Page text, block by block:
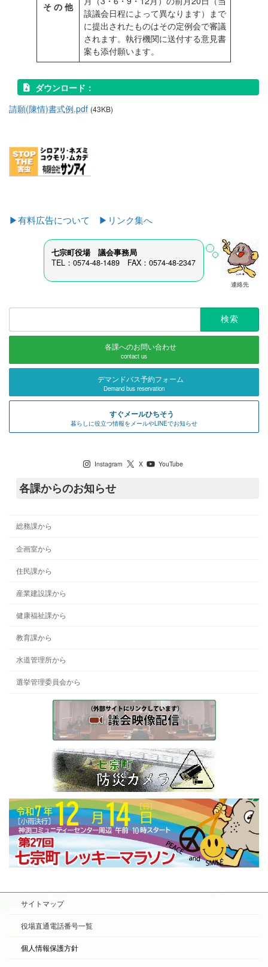
そ の 他
該議会日程によって異なります）まで
に提出されたものはその定例会で審議
されます。執行機関に送付する意見書
案も添付願います。
ダウンロード：
請願(陳情)書式例.pdf (43KB)
▶有料広告について ▶リンク集へ
連絡先
七宗町役場 議会事務局
TEL：0574-48-1489 FAX：0574-48-2347
検
各課へのお問い合わせ
contact us
デマンドバス予約フォーム
Demand bus reservation
すぐメールひちそう
暮らしに役立つ情報をメールやLINEでお知らせ
Instagram X YouTube
各課からのお知らせ
総務課から
企画室から
住民課から
産業建設課から
健康福祉課から
教育課から
水道管理所から
選挙管理委員会から
サイトマップ
役場直通電話番号一覧
個人情報保護方針